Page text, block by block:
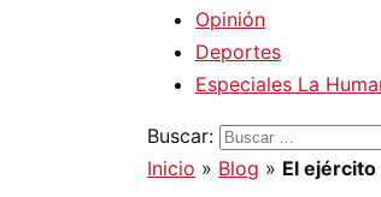
Opinión
Deportes
Especiales La
Buscar:
Inicio » Blog » El